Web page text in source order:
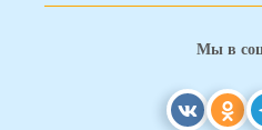
Мы в